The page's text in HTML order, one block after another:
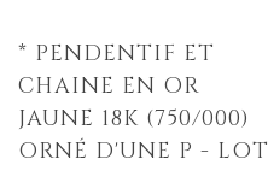
* PENDENTIF ET
CHAINE EN OR
JAUNE 18K (750/000)
ORNÉ D'UNE P - LOT